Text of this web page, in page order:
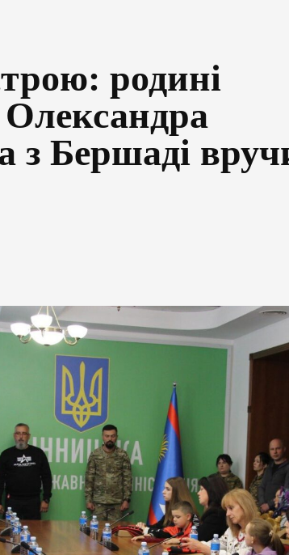
родині
з Бершаді